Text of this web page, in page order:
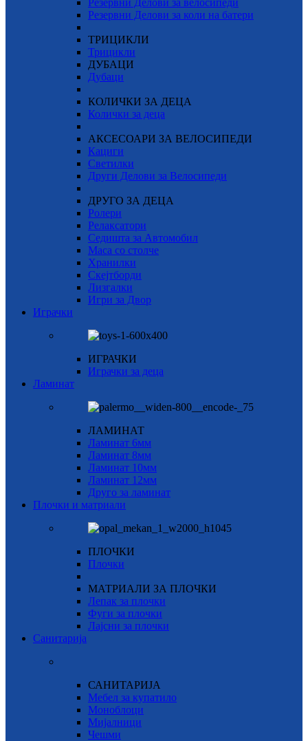
Резервни Делови за велосипеди
Резервни Делови за коли на батери
ТРИЦИКЛИ
Трицикли
ДУБАЦИ
Дубаци
КОЛИЧКИ ЗА ДЕЦА
Колички за деца
АКСЕСОАРИ ЗА ВЕЛОСИПЕДИ
Кациги
Светилки
Други Делови за Велосипеди
ДРУГО ЗА ДЕЦА
Ролери
Релаксатори
Седишта за Автомобил
Маса со столче
Хранилки
Скејтборди
Лизгалки
Игри за Двор
Играчки
ИГРАЧКИ
Играчки за деца
Ламинат
ЛАМИНАТ
Ламинат 6мм
Ламинат 8мм
Ламинат 10мм
Ламинат 12мм
Друго за ламинат
Плочки и матриали
ПЛОЧКИ
Плочки
МАТРИАЛИ ЗА ПЛОЧКИ
Лепак за плочки
Фуги за плочки
Лајсни за плочки
Санитарија
САНИТАРИЈА
Мебел за купатило
Моноблоци
Мијалници
Чешми